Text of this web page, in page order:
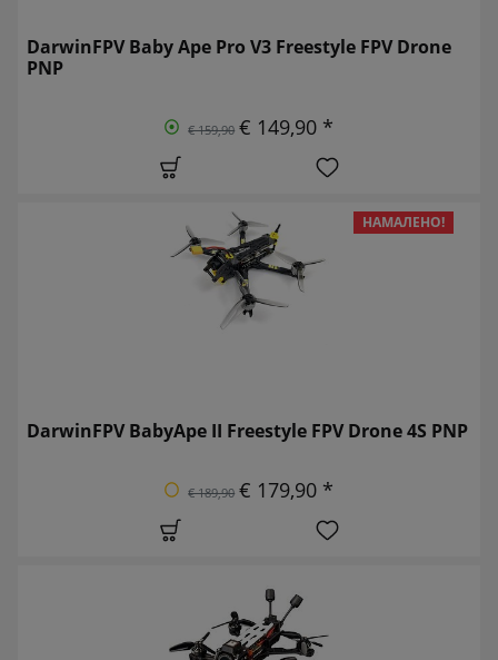
DarwinFPV Baby Ape Pro V3 Freestyle FPV Drone
PNP
€ 159,90 € 149,90 *
НАМАЛЕНО!
DarwinFPV BabyApe II Freestyle FPV Drone 4S PNP
€ 189,90 € 179,90 *